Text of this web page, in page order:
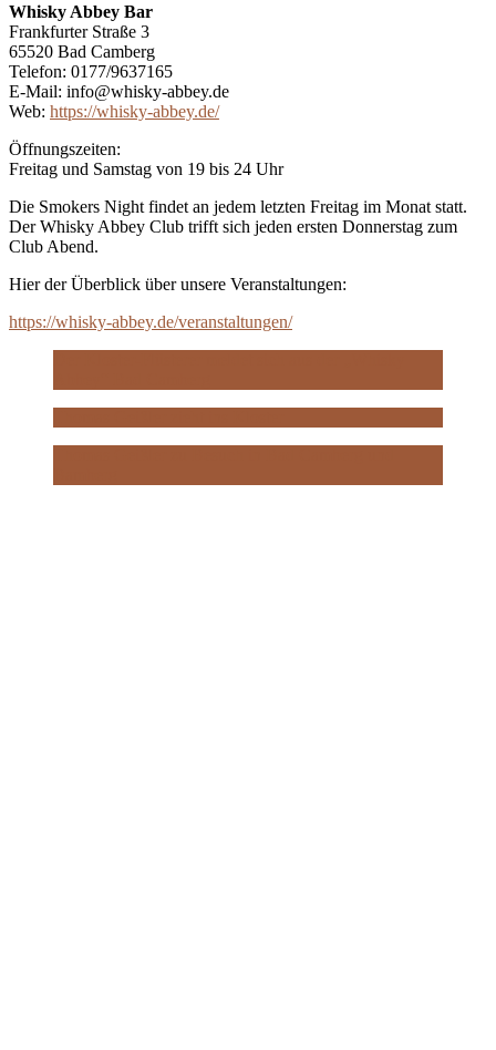
Whisky Abbey Bar
Frankfurter Straße 3
65520 Bad Camberg
Telefon: 0177/9637165
E-Mail: info@whisky-abbey.de
Web: https://whisky-abbey.de/
Öffnungszeiten:
Freitag und Samstag von 19 bis 24 Uhr
Die Smokers Night findet an jedem letzten Freitag im Monat statt.
Der Whisky Abbey Club trifft sich jeden ersten Donnerstag zum
Club Abend.
Hier der Überblick über unsere Veranstaltungen:
https://whisky-abbey.de/veranstaltungen/